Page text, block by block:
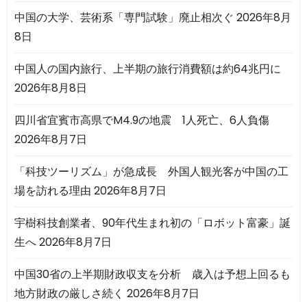
中国の大学、芸術系「専門試験」廃止相次ぐ 2026年8月
8日
中国人の国内旅行、上半期の旅行消費額は約64兆円に
2026年8月8日
四川省宜賓市高県でM4.9の地震 1人死亡、6人負傷
2026年8月7日
「科技ツーリズム」が急成長 外国人観光客が中国の工
場を訪れる理由 2026年8月7日
宇樹科技創業者、90年代生まれ初の「ロボット富豪」誕
生へ2026年8月7日
中国30省の上半期財政収支を分析 歳入は予想上回るも
地方財政の厳しさ続く 2026年8月7日